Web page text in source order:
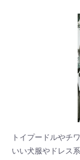
トイプードルやチ
いい犬服やドレス